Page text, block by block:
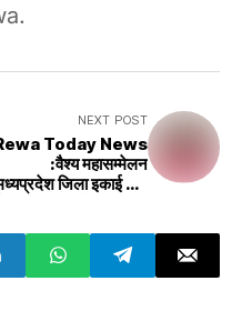
NEXT POST
Today News
:वैश्य महासम्मेलन
जिला इकाई रीवा